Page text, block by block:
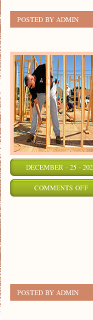
POSTED BY ADMIN
DECEMBER - 25 -
COMMENTS OFFON
POSTED BY ADMIN